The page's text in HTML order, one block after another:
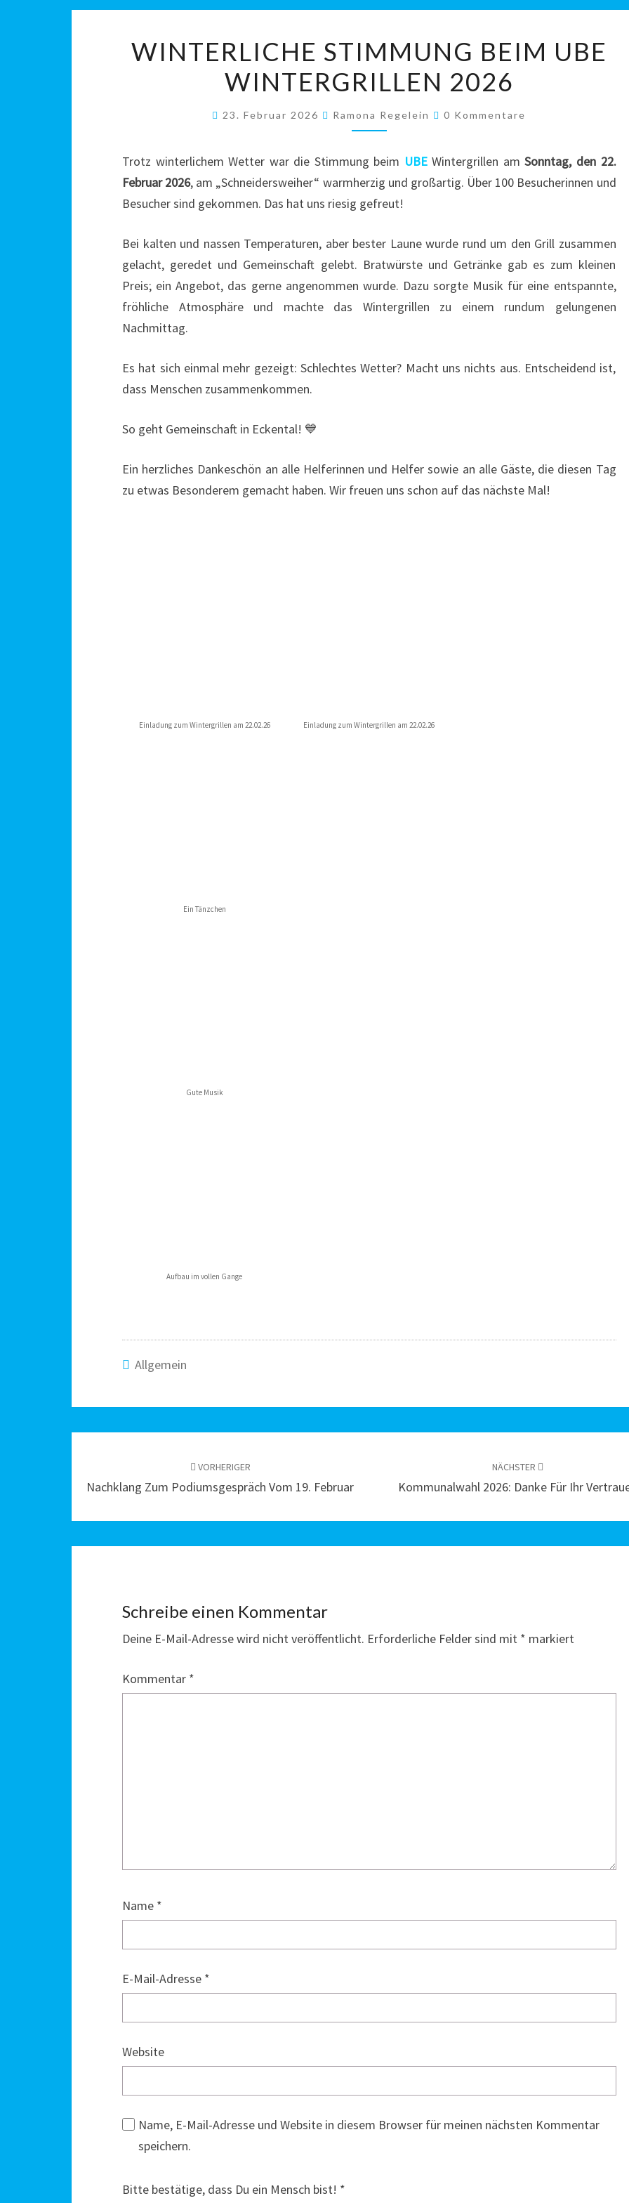
STIMMUNG
BEIM
UBE
WINTERGRILLEN
WINTERLICHE STIMMUNG BEIM UBE
WINTERGRILLEN 2026
23. Februar 2026 Ramona Regelein Kommentare
0 Kommentare
Trotz winterlichem Wetter war die Stimmung beim UBEWintergrillen am Sonntag, den 22.
Februar 2026, am „Schneidersweiher“ warmherzig und großartig. Über 100 Besucherinnen und
Besucher sind gekommen. Das hat uns riesig gefreut!
Bei kalten und nassen Temperaturen, aber bester Laune wurde rund um den Grill zusammen
gelacht, geredet und Gemeinschaft gelebt. Bratwürste und Getränke gab es zum kleinen
Preis; ein Angebot, das gerne angenommen wurde. Dazu sorgte Musik für eine entspannte,
fröhliche Atmosphäre und machte das Wintergrillen zu einem rundum gelungenen
Nachmittag.
Es hat sich einmal mehr gezeigt: Schlechtes Wetter? Macht uns nichts aus. Entscheidend ist,
dass Menschen zusammenkommen.
So geht Gemeinschaft in Eckental! 💙
Ein herzliches Dankeschön an alle Helferinnen und Helfer sowie an alle Gäste, die diesen Tag
zu etwas Besonderem gemacht haben. Wir freuen uns schon auf das nächste Mal!
Einladung zum Wintergrillen am 22.02.26 Einladung zum Wintergrillen am 22.02.26
Ein Tänzchen
Gute Musik
Aufbau im vollen Gange
Allgemein
VORHERIGER
Nachklang Zum Podiumsgespräch Vom 19. Februar
NÄCHSTER
Kommunalwahl 2026: Danke Für Ihr
Schreibe einen Kommentar
Deine E-Mail-Adresse wird nicht veröffentlicht. Erforderliche Felder sind mit * markiert
Kommentar *
Name *
E-Mail-Adresse *
Website
Name, E-Mail-Adresse und Website in diesem Browser für meinen nächsten Kommentar
speichern.
Bitte bestätige, dass Du ein Mensch bist! *